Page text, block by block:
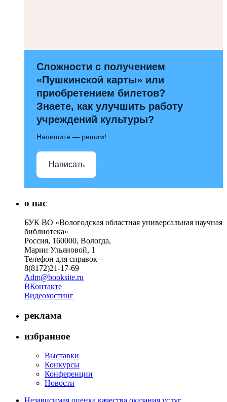
Сложности с получением
«Пушкинской карты» или
приобретением билетов?
Знаете, как улучшить работу
учреждений культуры?
Напишите — решим!
Написать
о нас
БУК ВО «Вологодская областная универсальная научная
библиотека»
Россия, 160000, Вологда,
Марии Ульяновой, 1
Телефон для справок –
8(8172)21-17-69
Adm@booksite.ru
ВКонтакте
Видеохостинг
реклама
избранное
Выставки
Конкурсы
Конференции
Новости